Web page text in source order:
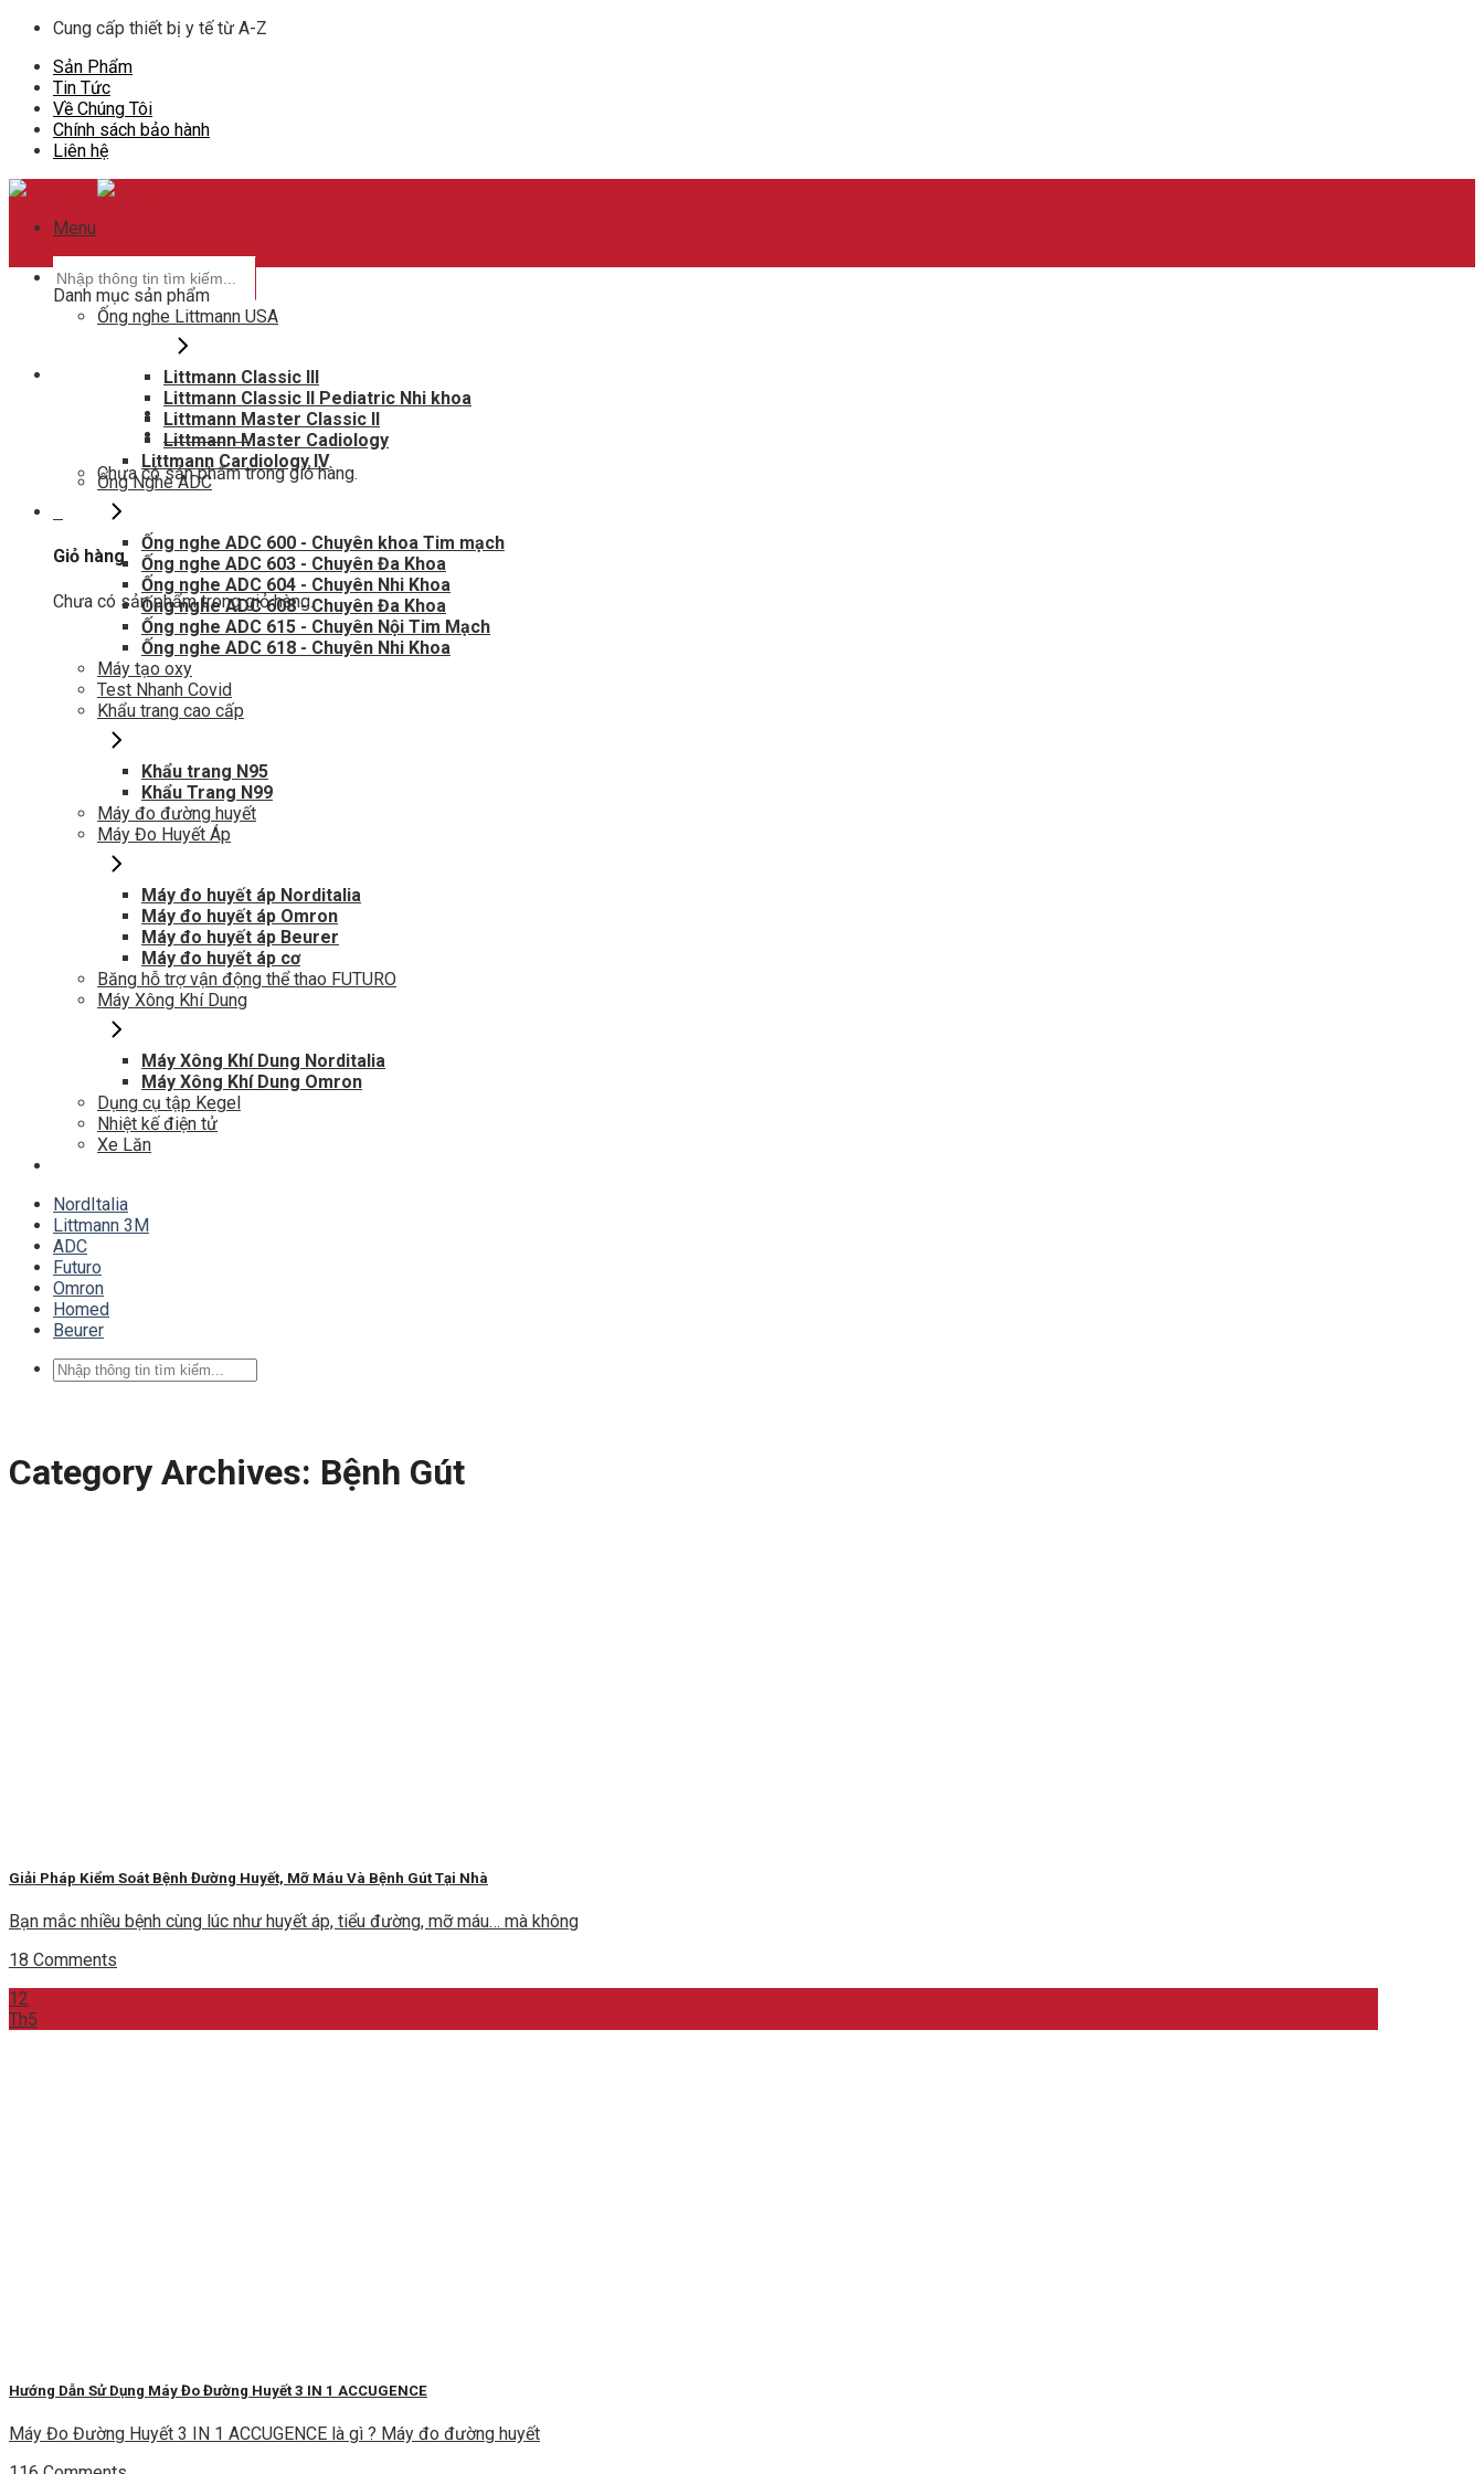
Skip
content
Cung cấp thiết bị y tế từ A-Z
Sản Phẩm
Tin Tức
Về Chúng Tôi
Chính sách bảo hành
Liên hệ
Menu
Tìm
kiếm:
0948802788
Giỏ hàng0
Chưa có sản phẩm trong giỏ hàng.
Giỏ hàng
Chưa có sản phẩm trong giỏ hàng.
Danh mục sản phẩm
Ống nghe Littmann USA
Littmann Classic III
Littmann Classic II Pediatric Nhi khoa
Littmann Master Classic II
Littmann Master Cadiology
Littmann Cardiology IV
Ống Nghe ADC
Ống nghe ADC 600 - Chuyên khoa Tim mạch
Ống nghe ADC 603 - Chuyên Đa Khoa
Ống nghe ADC 604 - Chuyên Nhi Khoa
Ống nghe ADC 608 - Chuyên Đa Khoa
Ống nghe ADC 615 - Chuyên Nội Tim Mạch
Ống nghe ADC 618 - Chuyên Nhi Khoa
Máy tạo oxy
Test Nhanh Covid
Khẩu trang cao cấp
Khẩu trang N95
Khẩu Trang N99
Máy đo đường huyết
Máy Đo Huyết Áp
Máy đo huyết áp Norditalia
Máy đo huyết áp Omron
Máy đo huyết áp Beurer
Máy đo huyết áp cơ
Băng hỗ trợ vận động thể thao FUTURO
Máy Xông Khí Dung
Máy Xông Khí Dung Norditalia
Máy Xông Khí Dung Omron
Dụng cụ tập Kegel
Nhiệt kế điện tử
Xe Lăn
NordItalia
Littmann 3M
ADC
Futuro
Omron
Homed
Beurer
Tìm
kiếm:
Category Archives: Bệnh Gút
Giải Pháp Kiểm Soát Bệnh Đường Huyết, Mỡ Máu Và Bệnh Gút Tại Nhà
Bạn mắc nhiều bệnh cùng lúc như huyết áp, tiểu đường, mỡ máu… mà không
18 Comments
12
Th5
Hướng Dẫn Sử Dụng Máy Đo Đường Huyết 3 IN 1 ACCUGENCE
Máy Đo Đường Huyết 3 IN 1 ACCUGENCE là gì ? Máy đo đường huyết